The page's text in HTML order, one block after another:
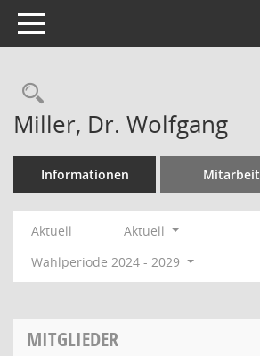
Toggle navigation
Rechercheauswahl
Miller, Dr. Wolfgang
Informationen Mitarbeit
Aktuell
Aktuell
Wahlperiode 2024 - 2029
MITGLIEDER